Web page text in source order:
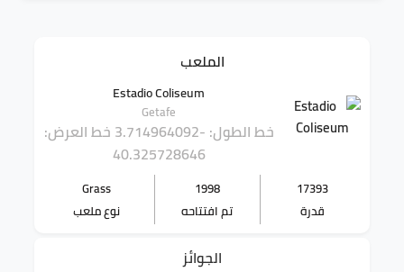
الملعب
Estadio Coliseum
Getafe
خط الطول: -3.714964092
خط العرض:
40.325728646
17393
قدرة
1998
تم افتتاحه
Grass
نوع ملعب
الجوائز